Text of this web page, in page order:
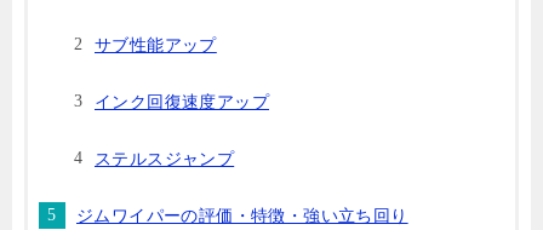
サブ性能アップ
インク回復速度アップ
ステルスジャンプ
ジムワイパーの評価・特徴・強い立ち回り